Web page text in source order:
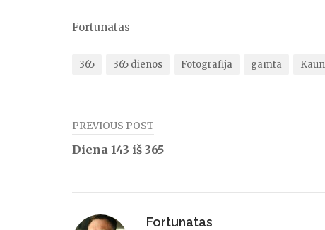
Fortunatas
365 365 dienos Fotografija gamta
Navigacija
įrašų
PREVIOUS POST
Diena 143 iš 365
Fortunatas